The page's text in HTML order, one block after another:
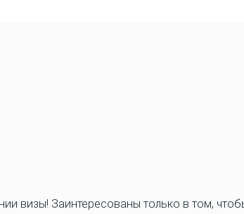
визы! Заинтересованы только в том,